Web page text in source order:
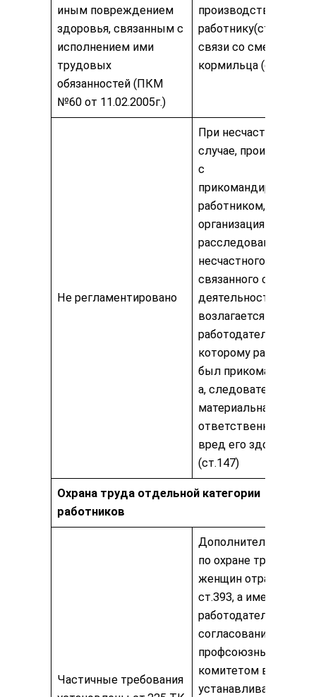
иным повреждением
здоровья, связанным с
исполнением ими
трудовых
обязанностей (ПКМ
№60 от 11.02.2005г.)
производстве
работнику(ст.325), в
связи со смертью
кормильца (ст.331).
Не регламентировано
При несчастном
случае,
с
работником,
организация
расследования
несчастного случая,
связанного с
деятельностью,
возлагается на
работодателя, к
которому работник
был
а, следовательно, и
материальная
ответственность за
вред его здоровью
(ст.147)
Охрана труда отдельной категории
работников
Частичные требования
Дополнительная
по охране труда
женщин отражена в
ст.393, а именно
работодатель по
согласованию с
профсоюзным
комитетом вправе
устанавливать